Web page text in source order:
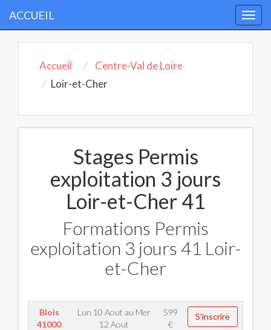
ACCUEIL
Accueil
Centre-Val de Loire
Loir-et-Cher
Stages Permis
exploitation 3 jours
Loir-et-Cher 41
Formations Permis
exploitation 3 jours 41 Loir-
et-Cher
Blois
41000
Lun 10 Aout au Mer
12 Aout
599
€
S'inscrire